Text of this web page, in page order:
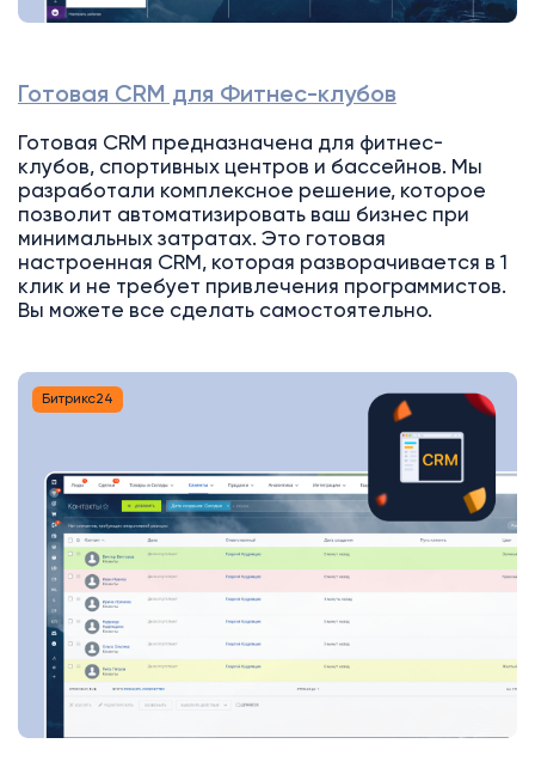
Готовая CRM для Фитнес-клубов
Готовая CRM предназначена для фитнес-
клубов, спортивных центров и бассейнов. Мы
разработали комплексное решение, которое
позволит автоматизировать ваш бизнес при
минимальных затратах. Это готовая
настроенная CRM, которая разворачивается в 1
клик и не требует привлечения программистов.
Вы можете все сделать самостоятельно.
Битрикс24